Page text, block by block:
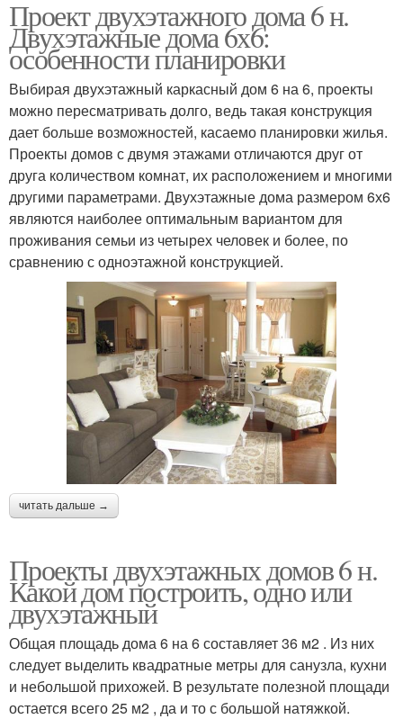
Проект двухэтажного дома 6 н.
Двухэтажные дома 6х6:
особенности планировки
Выбирая двухэтажный каркасный дом 6 на 6, проекты
можно пересматривать долго, ведь такая конструкция
дает больше возможностей, касаемо планировки жилья.
Проекты домов с двумя этажами отличаются друг от
друга количеством комнат, их расположением и многими
другими параметрами. Двухэтажные дома размером 6х6
являются наиболее оптимальным вариантом для
проживания семьи из четырех человек и более, по
сравнению с одноэтажной конструкцией.
читать дальше →
Проекты двухэтажных домов 6 н.
Какой дом построить, одно или
двухэтажный
Общая площадь дома 6 на 6 составляет 36 м2 . Из них
следует выделить квадратные метры для санузла, кухни
и небольшой прихожей. В результате полезной площади
остается всего 25 м2 , да и то с большой натяжкой.